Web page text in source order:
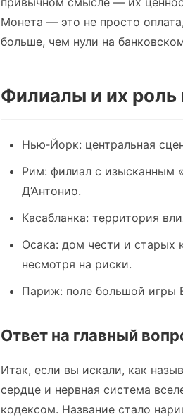
Монета — это не просто
больше, чем нули на
Филиалы и их роль
Нью‑Йорк: центральная
Рим: филиал с изысканным
Д’Антонио.
Касабланка: территория
Осака: дом чести и старых
несмотря на риски.
Париж: поле большой игры
Ответ на главный
Итак, если вы искали, как
сердце и нервная система
кодексом. Название стало